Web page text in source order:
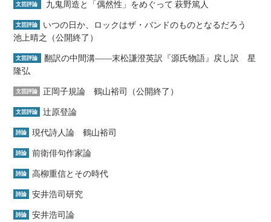
文芸評論 九鬼周造と「偶然性」をめぐって 萩野篤人
文芸評論
いつの日か、ロックはザ・バンドのものとなるだろう
池上晴之（公開終了）
文芸評論
翻訳の中間溝――末松謙澄英訳『源氏物語』戻し訳 星
隆弘
文芸評論 正岡子規論 鶴山裕司（公開終了）
文芸評論 辻原登論
詩論 現代詩人論 鶴山裕司
詩論 前衛俳句作家論
詩論 高柳重信とその時代
詩論 安井浩司研究
詩論 安井浩司論